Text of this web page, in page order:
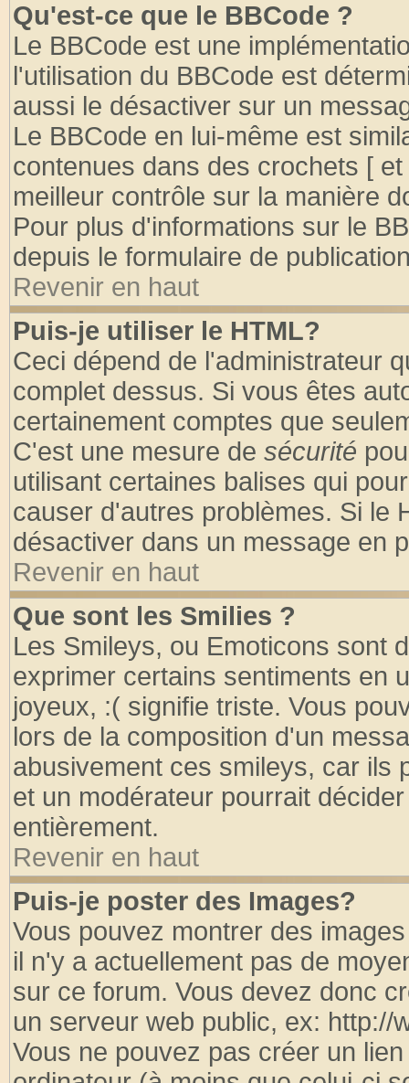
Qu'est-ce que le BBCode ?
Le BBCode est une
l'utilisation du BBCode est
aussi le désactiver sur un
Le BBCode en lui-même est
contenues dans des crochets [
meilleur contrôle sur la manière
Pour plus d'informations sur le
depuis le formulaire de
Revenir en haut
Puis-je utiliser le HTML?
Ceci dépend de l'administrateur
complet dessus. Si vous êtes
certainement comptes que
C'est une mesure de sécurité
utilisant certaines balises qui
causer d'autres problèmes. Si le
désactiver dans un message en
Revenir en haut
Que sont les Smilies ?
Les Smileys, ou Emoticons sont
exprimer certains sentiments en
joyeux, :( signifie triste. Vous
lors de la composition d'un
abusivement ces smileys, car ils
et un modérateur pourrait
entièrement.
Revenir en haut
Puis-je poster des Images?
Vous pouvez montrer des
il n'y a actuellement pas de
sur ce forum. Vous devez donc
un serveur web public, ex: http://
Vous ne pouvez pas créer un